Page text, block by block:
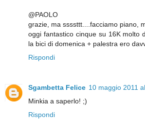
@PAOLO
grazie, ma ssssttt....facciamo piano,
oggi fantastico cinque su 16K molto
la bici di domenica + palestra ero
Rispondi
Sgambetta Felice 10 maggio 2011
Minkia a saperlo! ;)
Rispondi